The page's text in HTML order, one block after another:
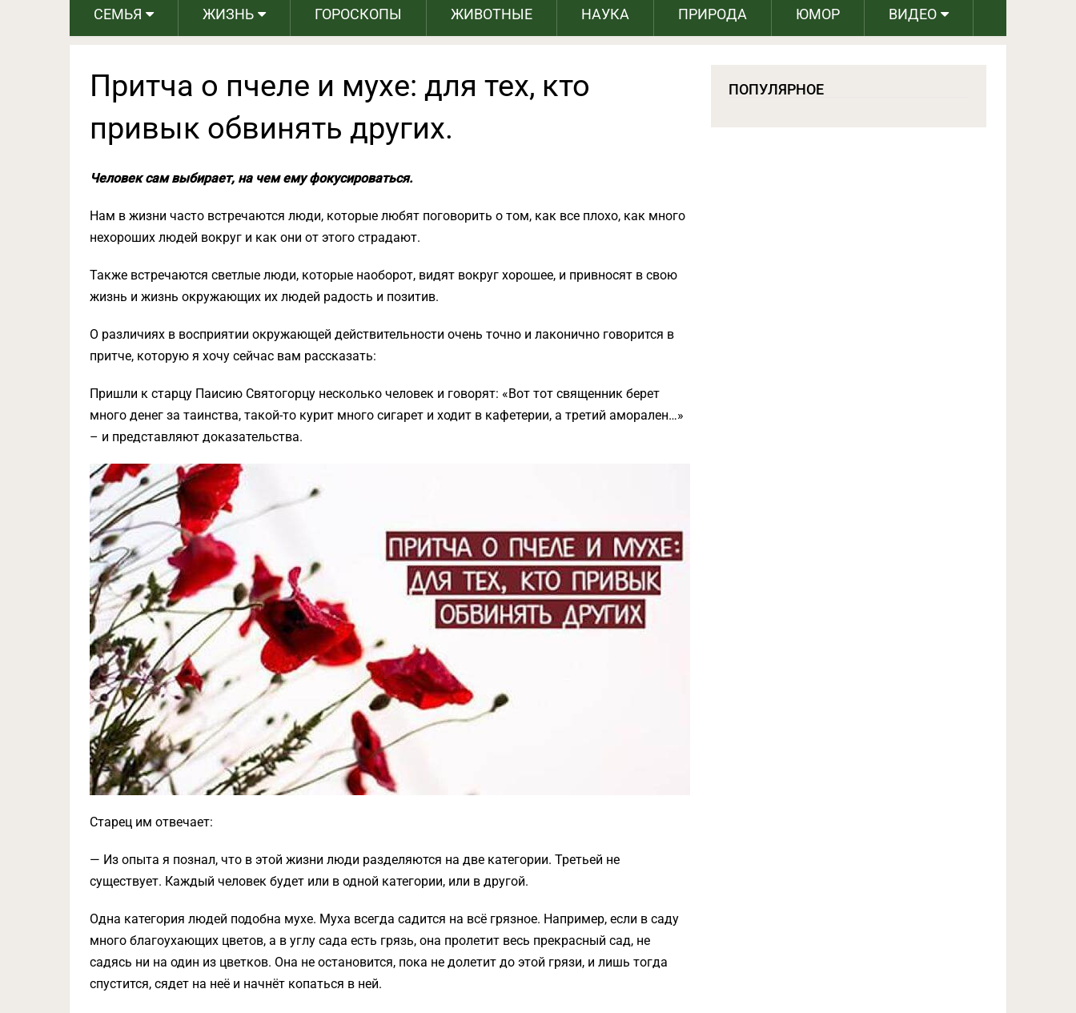
СЕМЬЯ ЖИЗНЬ ГОРОСКОПЫ ЖИВОТНЫЕ НАУКА ПРИРОДА ЮМОР ВИДЕО
Притча о пчеле и мухе: для тех, кто
привык обвинять других.
Человек сам выбирает, на чем ему фокусироваться.
Нам в жизни часто встречаются люди, которые любят поговорить о том, как все плохо, как много
нехороших людей вокруг и как они от этого страдают.
Также встречаются светлые люди, которые наоборот, видят вокруг хорошее, и привносят в свою
жизнь и жизнь окружающих их людей радость и позитив.
О различиях в восприятии окружающей действительности очень точно и лаконично говорится в
притче, которую я хочу сейчас вам рассказать:
Пришли к старцу Паисию Святогорцу несколько человек и говорят: «Вот тот священник берет
много денег за таинства, такой-то курит много сигарет и ходит в кафетерии, а третий аморален…»
– и представляют доказательства.
Старец им отвечает:
— Из опыта я познал, что в этой жизни люди разделяются на две категории. Третьей не
существует. Каждый человек будет или в одной категории, или в другой.
Одна категория людей подобна мухе. Муха всегда садится на всё грязное. Например, если в саду
много благоухающих цветов, а в углу сада есть грязь, она пролетит весь прекрасный сад, не
садясь ни на один из цветков. Она не остановится, пока не долетит до этой грязи, и лишь тогда
спустится, сядет на неё и начнёт копаться в ней.
ПОПУЛЯРНОЕ